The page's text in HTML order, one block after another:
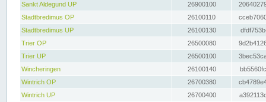
Sankt Aldegund UP
26900100
Stadtbredimus OP
26100110
Stadtbredimus UP
26100130
Trier OP
26500080
Trier UP
26500100
Wincheringen
26100140
Wintrich OP
26700380
Wintrich UP
26700400